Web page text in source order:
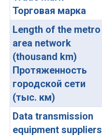
Торговая марка
Length of the metro
area network
(thousand km)
Протяженность
городской сети
(тыс. км)
Data transmission
equipment suppliers